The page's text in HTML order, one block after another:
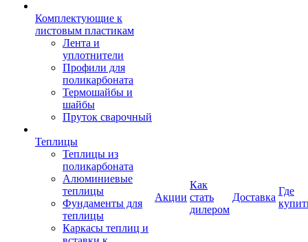
Комплектующие к
листовым пластикам
Лента и
уплотнители
Профили для
поликарбоната
Термошайбы и
шайбы
Пруток сварочный
Теплицы
Теплицы из
поликарбоната
Алюминиевые
теплицы
Фундаменты для
теплицы
Каркасы теплиц и
Акции
Как
стать
дилером
Доставка
Где